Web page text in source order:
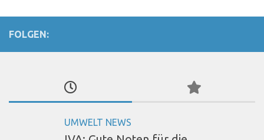
FOLGEN:
UMWELT NEWS